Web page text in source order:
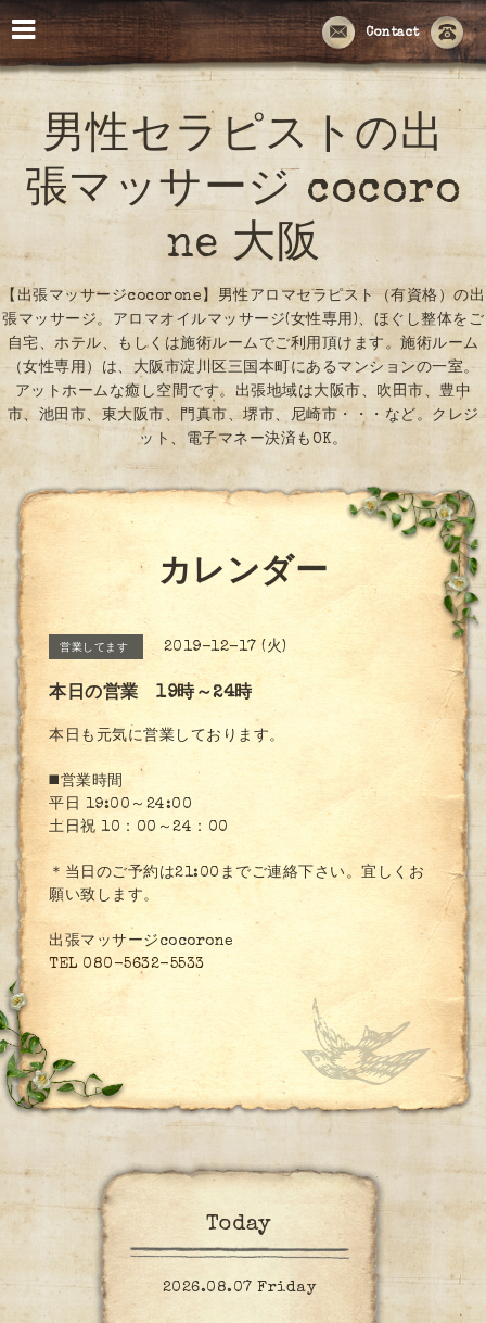
Contact
男性セラピストの出
張マッサージ cocoro
ne 大阪
【出張マッサージcocorone】男性アロマセラピスト（有資格）の出
張マッサージ。アロマオイルマッサージ(女性専用)、ほぐし整体をご
自宅、ホテル、もしくは施術ルームでご利用頂けます。施術ルーム
（女性専用）は、大阪市淀川区三国本町にあるマンションの一室。
アットホームな癒し空間です。出張地域は大阪市、吹田市、豊中
市、池田市、東大阪市、門真市、堺市、尼崎市・・・など。クレジ
ット、電子マネー決済もOK。
カレンダー
営業してます 2019-12-17 (火)
本日の営業 19時～24時
本日も元気に営業しております。
◼️営業時間
平日 19:00～24:00
土日祝 10：00～24：00
＊当日のご予約は21:00までご連絡下さい。宜しくお
願い致します。
出張マッサージcocorone
TEL 080-5632-5533
Today
2026.08.07 Friday